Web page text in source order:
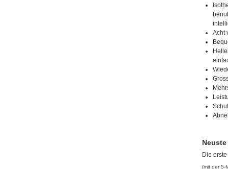
Acht
Die
(mit der 5-